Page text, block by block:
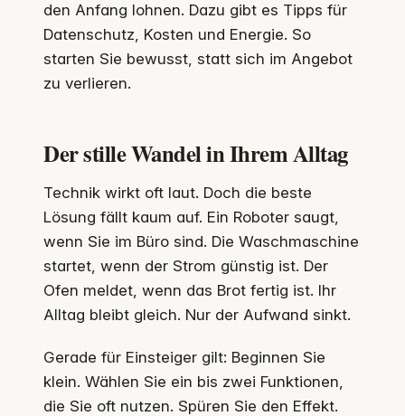
den Anfang lohnen. Dazu gibt es Tipps für
Datenschutz, Kosten und Energie. So
starten Sie bewusst, statt sich im Angebot
zu verlieren.
Der stille Wandel in Ihrem Alltag
Technik wirkt oft laut. Doch die beste
Lösung fällt kaum auf. Ein Roboter saugt,
wenn Sie im Büro sind. Die Waschmaschine
startet, wenn der Strom günstig ist. Der
Ofen meldet, wenn das Brot fertig ist. Ihr
Alltag bleibt gleich. Nur der Aufwand sinkt.
Gerade für Einsteiger gilt: Beginnen Sie
klein. Wählen Sie ein bis zwei Funktionen,
die Sie oft nutzen. Spüren Sie den Effekt.